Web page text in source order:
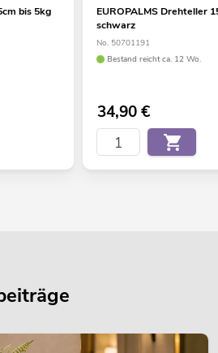
bis 5kg
EUROPALMS Drehteller
schwarz
No. 50701191
Bestand reicht ca. 12 Wo.
34,90€